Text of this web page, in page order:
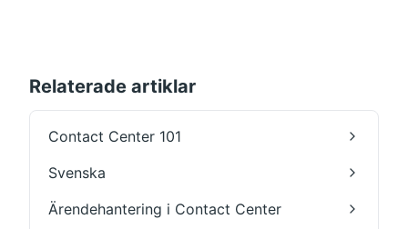
Relaterade artiklar
Contact Center 101
Svenska
Ärendehantering i Contact Center